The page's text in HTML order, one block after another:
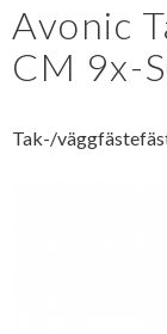
Avonic
CM 9x-
Tak-/